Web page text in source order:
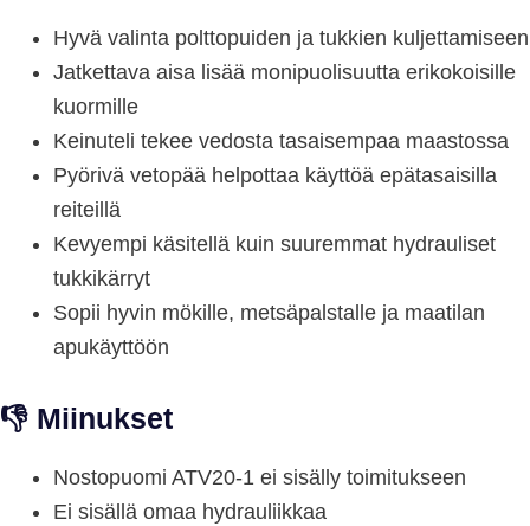
Hyvä valinta polttopuiden ja tukkien kuljettamiseen
Jatkettava aisa lisää monipuolisuutta erikokoisille
kuormille
Keinuteli tekee vedosta tasaisempaa maastossa
Pyörivä vetopää helpottaa käyttöä epätasaisilla
reiteillä
Kevyempi käsitellä kuin suuremmat hydrauliset
tukkikärryt
Sopii hyvin mökille, metsäpalstalle ja maatilan
apukäyttöön
👎 Miinukset
Nostopuomi ATV20-1 ei sisälly toimitukseen
Ei sisällä omaa hydrauliikkaa